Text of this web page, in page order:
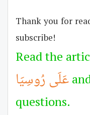
Thank you for
subscribe!
Read the
عَلَى رُوسِيَا
questions.